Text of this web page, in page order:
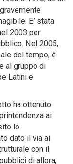
E’ stata
2003 per
Nel 2005,
del tempo, è
al gruppo di
Latini e
ha ottenuto
ai
lo
dato il via ai
con il
di allora,